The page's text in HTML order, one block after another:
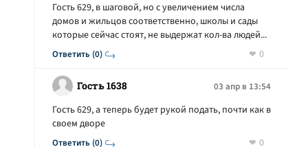
Ответить (0)
Гость 629, в шаговой, но с увеличением числа
домов и жильцов соответственно, школы и сады
которые сейчас стоят, не выдержат кол-ва людей...
0
Гость 1638 03 апр в 13:54
Ответить (0)
Гость 629, а теперь будет рукой подать, почти как в
своем дворе
0